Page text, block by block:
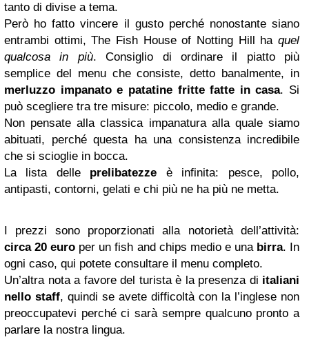
tanto di divise a tema.
Però ho fatto vincere il gusto perché nonostante siano
entrambi ottimi, The Fish House of Notting Hill haquel
qualcosa in più. Consiglio di ordinare il piatto più
semplice del menu che consiste, detto banalmente, in
merluzzo impanato e patatine fritte fatte in casa. Si
può scegliere tra tre misure: piccolo, medio e grande.
Non pensate alla classica impanatura alla quale siamo
abituati, perché questa ha una consistenza incredibile
che si scioglie in bocca.
La lista delle prelibatezze è infinita: pesce, pollo,
antipasti, contorni, gelati e chi più ne ha più ne metta.
I prezzi sono proporzionati alla notorietà dell’attività:
circa 20 euro per un fish and chips medio e una birra. In
ogni caso, qui potete consultare il menu completo.
Un’altra nota a favore del turista è la presenza di italiani
nello staff, quindi se avete difficoltà con la l’inglese non
preoccupatevi perché ci sarà sempre qualcuno pronto a
parlare la nostra lingua.